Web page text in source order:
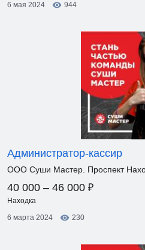
6 мая 2024
944
Администратор-кассир
ООО Суши Мастер. Проспект
40 000 – 46 000 ₽
Находка
6 марта 2024
230